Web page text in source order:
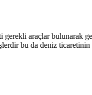
araçlar bulunarak
bu da deniz ticaretinin